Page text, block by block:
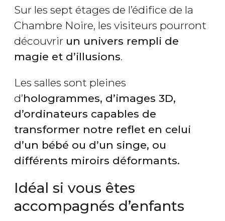
Sur les sept étages de l’édifice de la
Chambre Noire, les visiteurs pourront
découvrir un univers rempli de
magie et d’illusions.
Les salles sont pleines
d’hologrammes, d’images 3D,
d’ordinateurs capables de
transformer notre reflet en celui
d’un bébé ou d’un singe, ou
différents miroirs déformants.
Idéal si vous êtes
accompagnés d’enfants